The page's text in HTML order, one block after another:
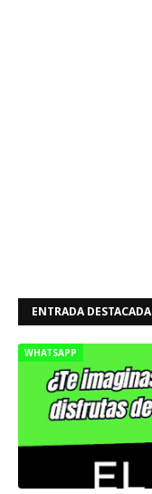
ENTRADA DESTACADA
WHATSAPP